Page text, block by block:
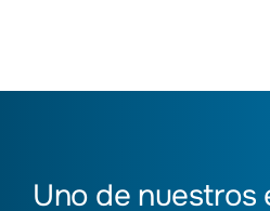
Uno de nuestros